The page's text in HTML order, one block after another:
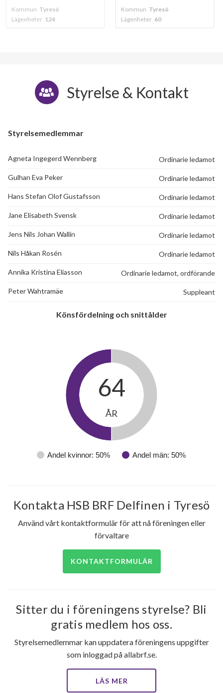
lägenheter
Styrelse & Kontakt
Styrelsemedlemmar
Agneta Ingegerd Wennberg Ordinarie ledamot
Gulhan Eva Peker Ordinarie ledamot
Hans Stefan Olof Gustafsson Ordinarie ledamot
Jane Elisabeth Svensk Ordinarie ledamot
Jens Nils Johan Wallin Ordinarie ledamot
Nils Håkan Rosén Ordinarie ledamot
Annika Kristina Eliasson Ordinarie ledamot, ordförande
Peter Wahtramäe Suppleant
Könsfördelning och snittålder
Andel kvinnor: 50% Andel män: 50%
64
ÅR
Kontakta HSB BRF Delfinen i Tyresö
Använd vårt kontaktformulär för att nå föreningen eller
förvaltare
KONTAKTFORMULÄR
Sitter du i föreningens styrelse? Bli
gratis medlem hos oss.
Styrelsemedlemmar kan uppdatera föreningens uppgifter
som inloggad på allabrf.se.
LÄS MER